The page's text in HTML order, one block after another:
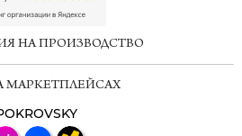
НА ПРОИЗВОДСТВО
МАРКЕТПЛЕЙСАХ